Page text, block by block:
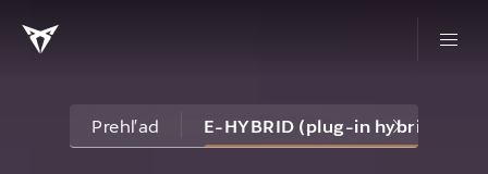
Prehľad E-HYBRID (plug-in hybrid)